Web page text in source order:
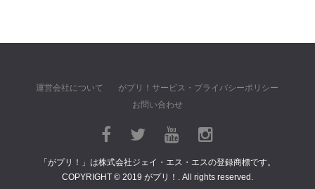
運営会社について
がプリ！サービス・プライバシーポリシー
お問い合わせ
「がプリ！」は株式会社ジェイ・エス・エスの登録商標です。
COPYRIGHT © 2019 がプリ！. All rights reserved.